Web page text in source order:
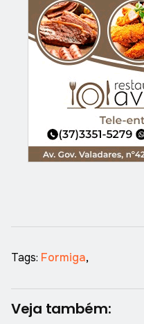
Tags: Formiga,
Veja também: